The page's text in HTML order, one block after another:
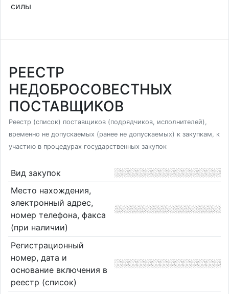
силы
РЕЕСТР
НЕДОБРОСОВЕСТНЫХ
ПОСТАВЩИКОВ
Реестр (список) поставщиков (подрядчиков, исполнителей),
временно не допускаемых (ранее не допускаемых) к закупкам, к
участию в процедурах государственных закупок
Вид закупок
Место нахождения,
электронный адрес,
номер телефона, факса
(при наличии)
Регистрационный
номер, дата и
основание включения в
реестр (список)